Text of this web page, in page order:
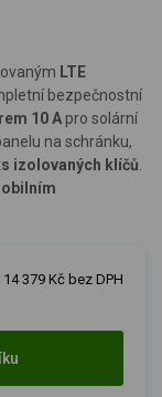
LTE
bezpečnostní
10 A pro solární
na schránku,
izolovaných klíčů
14 379 Kč bez DPH